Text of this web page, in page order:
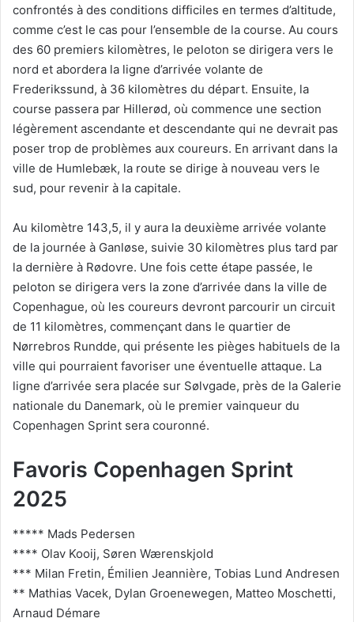
confrontés à des conditions difficiles en termes d’altitude,
comme c’est le cas pour l’ensemble de la course. Au cours
des 60 premiers kilomètres, le peloton se dirigera vers le
nord et abordera la ligne d’arrivée volante de
Frederikssund, à 36 kilomètres du départ. Ensuite, la
course passera par Hillerød, où commence une section
légèrement ascendante et descendante qui ne devrait pas
poser trop de problèmes aux coureurs. En arrivant dans la
ville de Humlebæk, la route se dirige à nouveau vers le
sud, pour revenir à la capitale.
Au kilomètre 143,5, il y aura la deuxième arrivée volante
de la journée à Ganløse, suivie 30 kilomètres plus tard par
la dernière à Rødovre. Une fois cette étape passée, le
peloton se dirigera vers la zone d’arrivée dans la ville de
Copenhague, où les coureurs devront parcourir un circuit
de 11 kilomètres, commençant dans le quartier de
Nørrebros Rundde, qui présente les pièges habituels de la
ville qui pourraient favoriser une éventuelle attaque. La
ligne d’arrivée sera placée sur Sølvgade, près de la Galerie
nationale du Danemark, où le premier vainqueur du
Copenhagen Sprint sera couronné.
Favoris Copenhagen Sprint
2025
***** Mads Pedersen
**** Olav Kooij, Søren Wærenskjold
*** Milan Fretin, Émilien Jeannière, Tobias Lund Andresen
** Mathias Vacek, Dylan Groenewegen, Matteo Moschetti,
Arnaud Démare